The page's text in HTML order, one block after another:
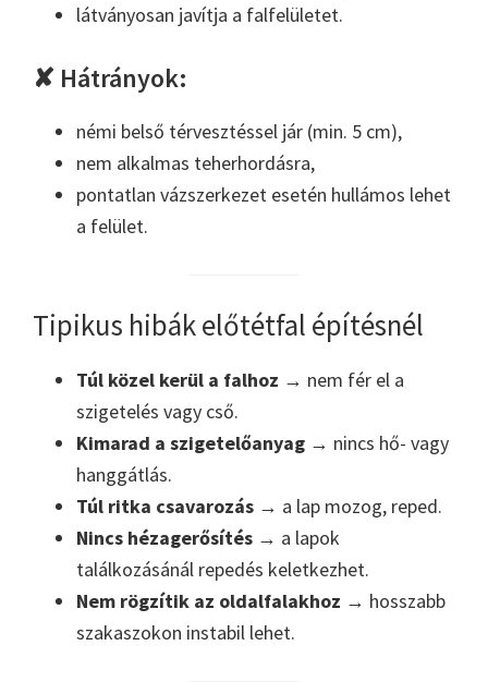
látványosan javítja a falfelületet.
✘ Hátrányok:
némi belső térvesztéssel jár (min. 5 cm),
nem alkalmas teherhordásra,
pontatlan vázszerkezet esetén hullámos lehet
a felület.
Tipikus hibák előtétfal építésnél
Túl közel kerül a falhoz → nem fér el a
szigetelés vagy cső.
Kimarad a szigetelőanyag → nincs hő- vagy
hanggátlás.
Túl ritka csavarozás → a lap mozog, reped.
Nincs hézagerősítés → a lapok
találkozásánál repedés keletkezhet.
Nem rögzítik az oldalfalakhoz → hosszabb
szakaszokon instabil lehet.